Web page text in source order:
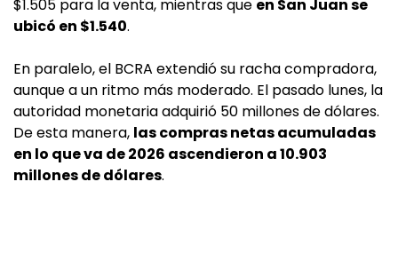
$1.505 para la venta, mientras que en San Juan se
ubicó en $1.540.
En paralelo, el BCRA extendió su racha compradora,
aunque a un ritmo más moderado. El pasado lunes, la
autoridad monetaria adquirió 50 millones de dólares.
De esta manera, las compras netas acumuladas
en lo que va de 2026 ascendieron a 10.903
millones de dólares.